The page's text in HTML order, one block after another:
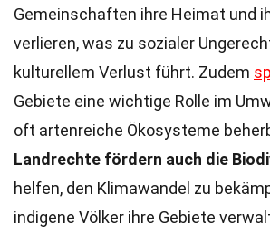
Gemeinschaften ihre Heimat und
verlieren, was zu sozialer
kulturellem Verlust führt. Zudem
Gebiete eine wichtige Rolle im
oft artenreiche Ökosysteme
Landrechte fördern auch die
helfen, den Klimawandel zu
indigene Völker ihre Gebiete